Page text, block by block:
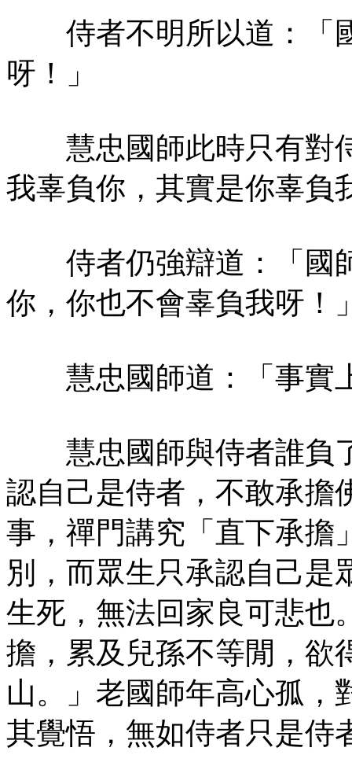
侍者不明所以道：「
呀！」
慧忠國師此時只有對
我辜負你，其實是你辜負
侍者仍強辯道：「國
你，你也不會辜負我呀！
慧忠國師道：「事實
慧忠國師與侍者誰負
認自己是侍者，不敢承擔
事，禪門講究「直下承擔
別，而眾生只承認自己是
生死，無法回家良可悲也
擔，累及兒孫不等閒，欲
山。」老國師年高心孤，
其覺悟，無如侍者只是侍